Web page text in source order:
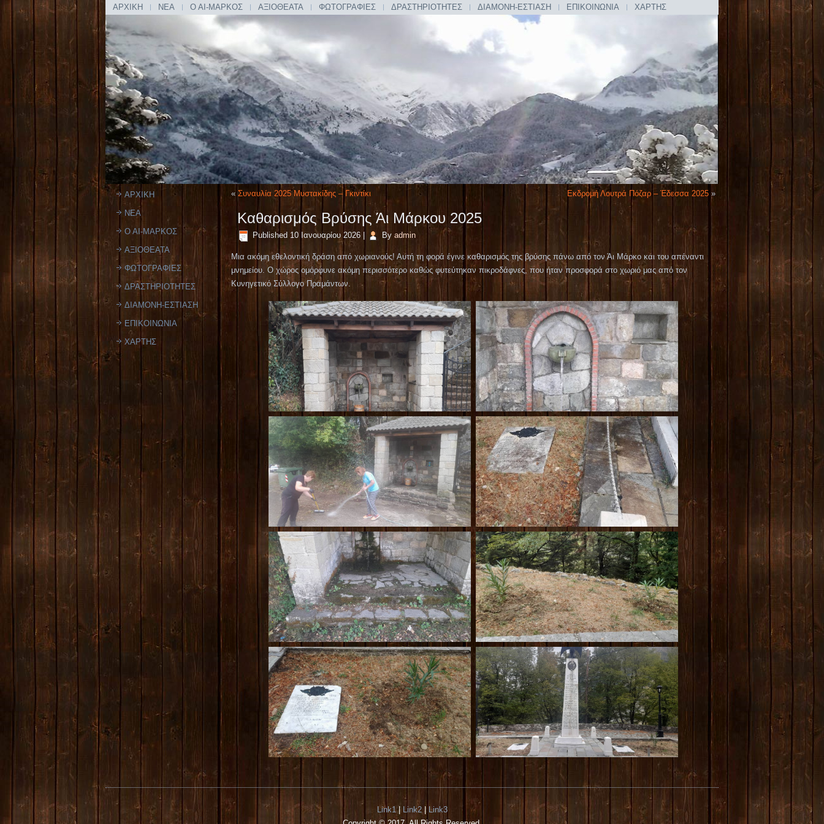
ΑΡΧΙΚΗ ΝΕΑ Ο ΑΙ-ΜΑΡΚΟΣ ΑΞΙΟΘΕΑΤΑ ΦΩΤΟΓΡΑΦΙΕΣ ΔΡΑΣΤΗΡΙΟΤΗΤΕΣ ΔΙΑΜΟΝΗ-ΕΣΤΙΑΣΗ ΕΠΙΚΟΙΝΩΝΙΑ ΧΑΡΤΗΣ
ΑΡΧΙΚΗ
ΝΕΑ
Ο ΑΙ-ΜΑΡΚΟΣ
ΑΞΙΟΘΕΑΤΑ
ΦΩΤΟΓΡΑΦΙΕΣ
ΔΡΑΣΤΗΡΙΟΤΗΤΕΣ
ΔΙΑΜΟΝΗ-ΕΣΤΙΑΣΗ
ΕΠΙΚΟΙΝΩΝΙΑ
ΧΑΡΤΗΣ
« Συναυλία 2025 Μυστακίδης – Γκιντίκι Εκδρομή Λουτρά Πόζαρ – Έδεσσα 2025 »
Καθαρισμός Βρύσης Άι Μάρκου 2025
Published 10 Ιανουαρίου 2026 By admin
Μια ακόμη εθελοντική δράση από χωριανούς! Αυτή τη φορά έγινε καθαρισμός της βρύσης πάνω από τον Άι Μάρκο και του απέναντι
μνημείου. Ο χώρος ομόρφυνε ακόμη περισσότερο καθώς φυτεύτηκαν πικροδάφνες, που ήταν προσφορά στο χωριό μας από τον
Κυνηγετικό Σύλλογο Πραμάντων.
Link1| Link2|
Link3